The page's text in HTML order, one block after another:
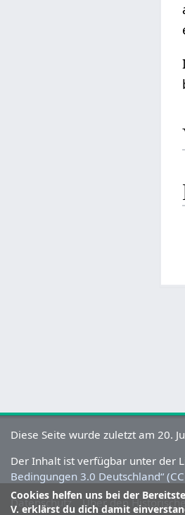
Cookies helfen uns bei der
V. erklärst du dich damit
Diese Seite wurde zuletzt am 20.
Der Inhalt ist verfügbar unter der
Bedingungen 3.0 Deutschland“ (CC
Datenschutz
Über den